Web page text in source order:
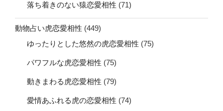
落ち着きのない猿恋愛相性 (71)
動物占い虎恋愛相性 (449)
ゆったりとした悠然の虎恋愛相性 (75)
パワフルな虎恋愛相性 (75)
動きまわる虎恋愛相性 (79)
愛情あふれる虎の恋愛相性 (74)